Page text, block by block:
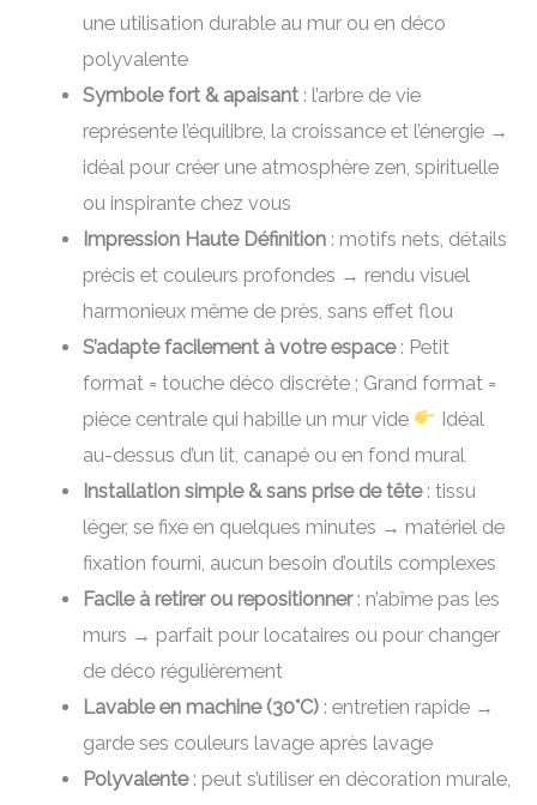
une utilisation durable au mur ou en déco
polyvalente
Symbole fort & apaisant : l’arbre de vie
représente l’équilibre, la croissance et l’énergie →
idéal pour créer une atmosphère zen, spirituelle
ou inspirante chez vous
Impression Haute Définition : motifs nets, détails
précis et couleurs profondes → rendu visuel
harmonieux même de près, sans effet flou
S’adapte facilement à votre espace: Petit
format = touche déco discrète ; Grand format =
pièce centrale qui habille un mur vide
Idéal
au-dessus d’un lit, canapé ou en fond mural
Installation simple & sans prise de tête: tissu
léger, se fixe en quelques minutes → matériel de
fixation fourni, aucun besoin d’outils complexes
Facile à retirer ou repositionner: n’abîme pas les
murs → parfait pour locataires ou pour changer
de déco régulièrement
Lavable en machine (30°C) : entretien rapide →
garde ses couleurs lavage après lavage
Polyvalente: peut s’utiliser en décoration murale,